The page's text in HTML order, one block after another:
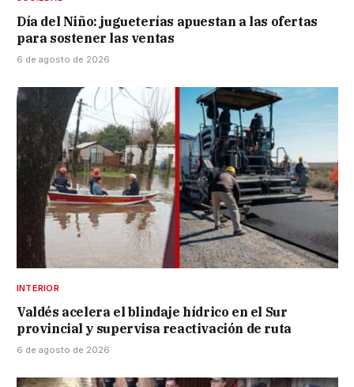
Día del Niño: jugueterías apuestan a las ofertas
para sostener las ventas
6 de agosto de 2026
INTERIOR
Valdés acelera el blindaje hídrico en el Sur
provincial y supervisa reactivación de ruta
6 de agosto de 2026